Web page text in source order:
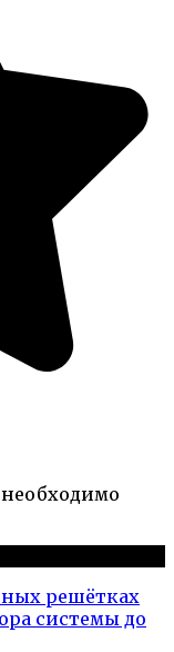
решётках
системы до